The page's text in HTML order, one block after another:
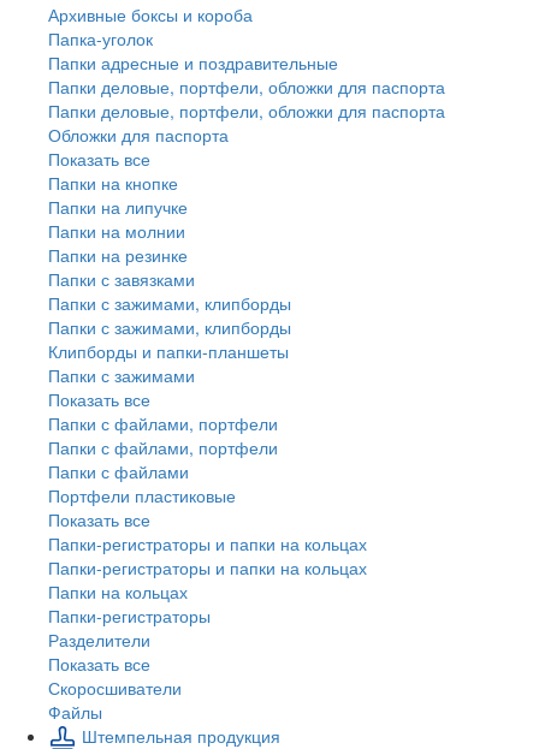
Архивные боксы и короба
Папка-уголок
Папки адресные и поздравительные
Папки деловые, портфели, обложки для паспорта
Папки деловые, портфели, обложки для паспорта
Обложки для паспорта
Показать все
Папки на кнопке
Папки на липучке
Папки на молнии
Папки на резинке
Папки с завязками
Папки с зажимами, клипборды
Папки с зажимами, клипборды
Клипборды и папки-планшеты
Папки с зажимами
Показать все
Папки с файлами, портфели
Папки с файлами, портфели
Папки с файлами
Портфели пластиковые
Показать все
Папки-регистраторы и папки на кольцах
Папки-регистраторы и папки на кольцах
Папки на кольцах
Папки-регистраторы
Разделители
Показать все
Скоросшиватели
Файлы
Штемпельная продукция